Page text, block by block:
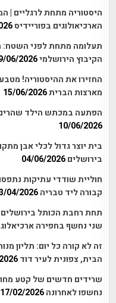
היסטוריה מתחת לרגליים |
הארכיאולוגים בפוריידיס
תעלומה מתחת לפני
הקיבוץ הירושלמי06/2026
החזירו את ההיסטוריה!
מארצות הברית15/06/2026
הפתעה במכתש הילד שהרים אבן
10/06/2026
בית יוצר גדול לכלי אבן
בירושלים 04/06/2026
חוליית שודדי עתיקות
קבורה ליד טבריה 04/2026
תחת רחבת הכותל
שני נחשף בחפירה
זה לא קורה כל יום: תליון
הבית, צפונית לעיר דוד
שרידים חדשים של קטע
נחשפו לאחרונה 17/02/2026